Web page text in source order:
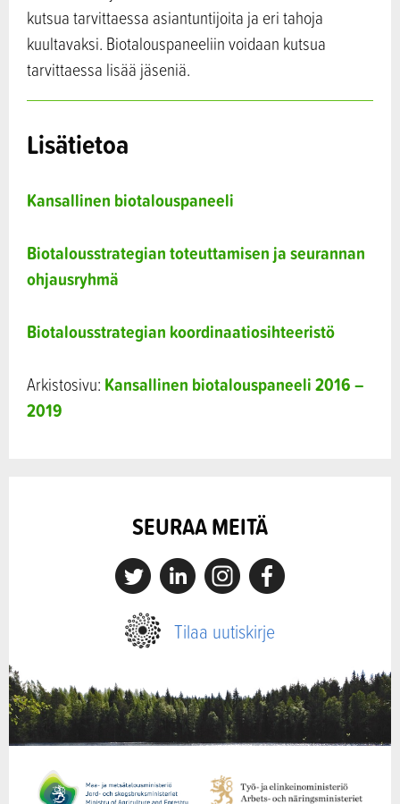
kutsua tarvittaessa asiantuntijoita ja eri tahoja
kuultavaksi. Biotalouspaneeliin voidaan kutsua
tarvittaessa lisää jäseniä.
Lisätietoa
Kansallinen biotalouspaneeli
Biotalousstrategian toteuttamisen ja seurannan
ohjausryhmä
Biotalousstrategian koordinaatiosihteeristö
Arkistosivu: Kansallinen biotalouspaneeli 2016 –
2019
SEURAA MEITÄ
X LinkedinInstagramFacebook
Tilaa uutiskirje